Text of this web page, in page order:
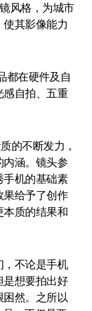
风格，为城市
其影像能力
都在硬件及自
感自拍、五重
的不断发力，
内涵。镜头参
手机的基础素
果给予了创作
本质的结果和
，不论是手机
是想要拍出好
困然。之所以